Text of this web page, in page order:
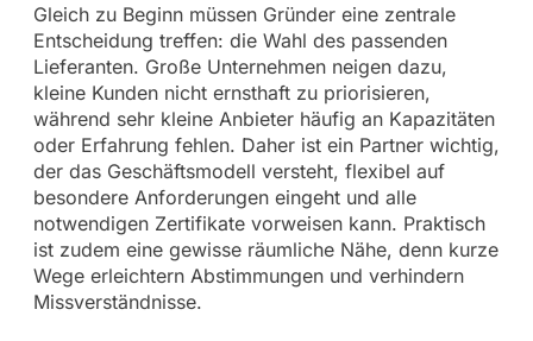
Gleich zu Beginn müssen Gründer eine zentrale
Entscheidung treffen: die Wahl des passenden
Lieferanten. Große Unternehmen neigen dazu,
kleine Kunden nicht ernsthaft zu priorisieren,
während sehr kleine Anbieter häufig an Kapazitäten
oder Erfahrung fehlen. Daher ist ein Partner wichtig,
der das Geschäftsmodell versteht, flexibel auf
besondere Anforderungen eingeht und alle
notwendigen Zertifikate vorweisen kann. Praktisch
ist zudem eine gewisse räumliche Nähe, denn kurze
Wege erleichtern Abstimmungen und verhindern
Missverständnisse.